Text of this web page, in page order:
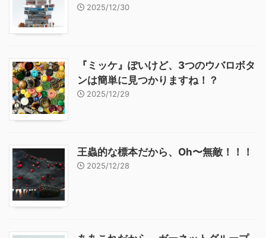
2025/12/30
『ミッケ』ぽいけど、3つのウバロボタ
ンは簡単に見つかりますね！？
2025/12/29
王蟲的な標本だから、Oh〜無敵！！！
2025/12/28